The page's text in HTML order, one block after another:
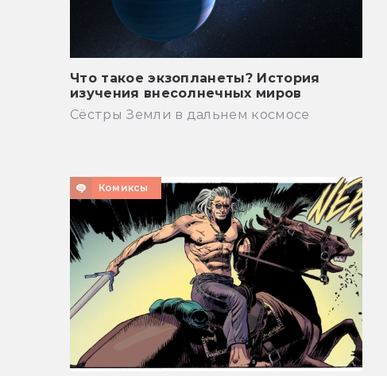
Что такое экзопланеты? История
изучения внесолнечных миров
Сёстры Земли в дальнем космосе
Комиксы